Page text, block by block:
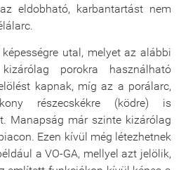
eldobható, karbantartást nem
.
utal, melyet az alábbi
porokra használható
kapnak, míg az a porálarc,
részecskékre (ködre) is
Manapság már szinte kizárólag
Ezen kívül még létezhetnek
a VO-GA, mellyel azt jelölik,